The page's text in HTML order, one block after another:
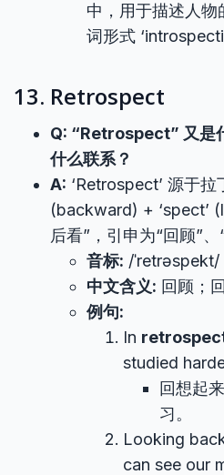
中，用于描述人物
词形式
13. Retrospect
Q: “Retrospect” 又是
什么联系？
A: ‘Retrospect’ 源于拉
(backward) + ‘spect’
后看”，引申为“回顾”、
音标: /ˈretrəspekt/
中文含义: 回顾；
例句:
In
studied
回想起
习。
Looking
can see our